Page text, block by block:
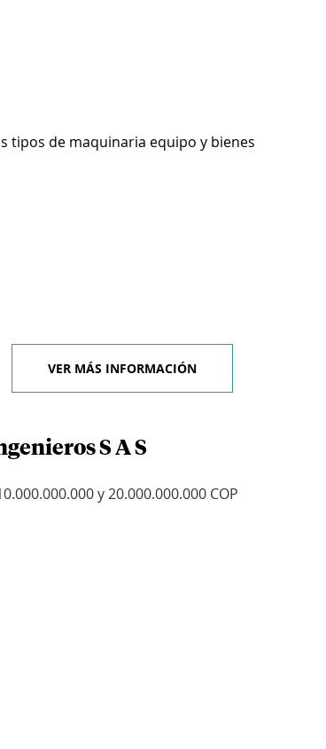
tipos de maquinaria equipo y bienes
VER MÁS INFORMACIÓN
S A S
y 20.000.000.000 COP